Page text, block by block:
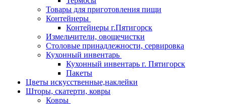
Товары для приготовления пищи
Контейнеры
Контейнеры г.Пятигорск
Измельчители, овощечистки
Столовые принадлежности, сервировка
Кухонный инвентарь
Кухонный инвентарь г. Пятигорск
Пакеты
Цветы искусственные,наклейки
Шторы, скатерти, ковры
Ковры